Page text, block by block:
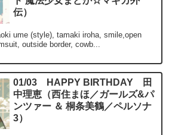
伝）
ume (style), tamaki iroha, smile,open
outside border, cowb...
01/03 HAPPY BIRTHDAY 田
中理恵（西住まほ／ガールズ&パ
ンツァー ＆ 桐条美鶴／ペルソナ
3）